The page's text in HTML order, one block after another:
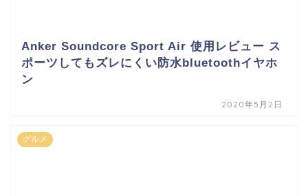
Anker Soundcore Sport Air 使用レビュー ス
ポーツしてもズレにくい防水bluetoothイヤホ
ン
2020年5月2日
グルメ